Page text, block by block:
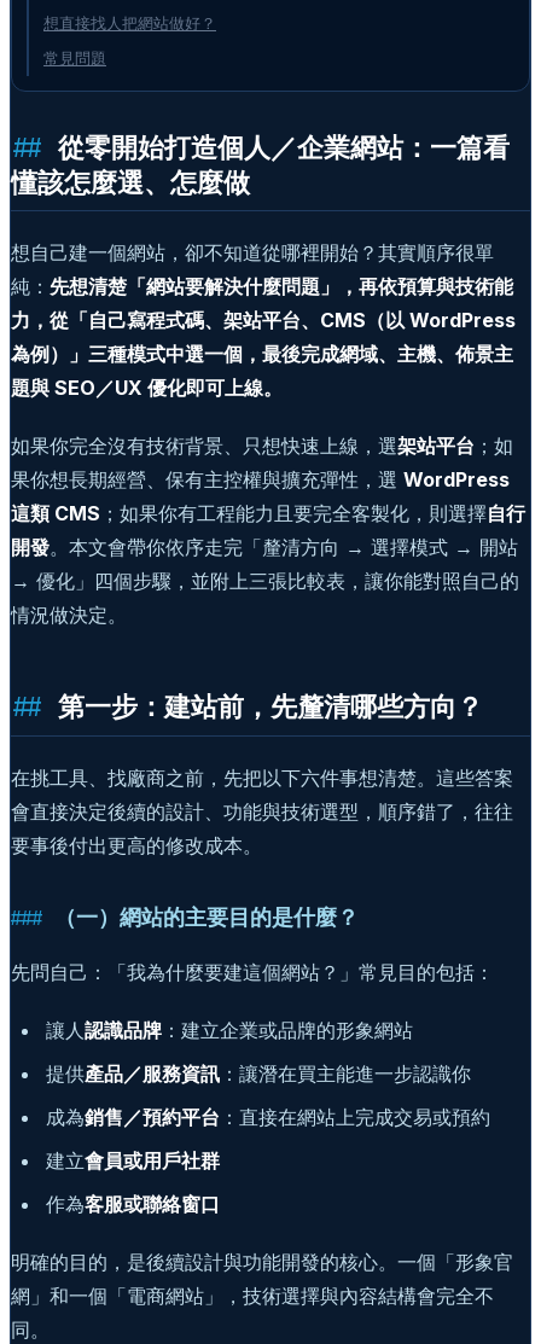
想直接找人把網站做好？
常見問題
從零開始打造個人／企業網站：一篇看
懂該怎麼選、怎麼做
想自己建一個網站，卻不知道從哪裡開始？其實順序很單
純： 先想清楚「網站要解決什麼問題」，再依預算與技術能
力，從「自己寫程式碼、架站平台、CMS（以 WordPress
為例）」三種模式中選一個，最後完成網域、主機、佈景主
題與 SEO／UX 優化即可上線。
如果你完全沒有技術背景、只想快速上線，選架站平台 ；如
果你想長期經營、保有主控權與擴充彈性，選 WordPress
這類 CMS ；如果你有工程能力且要完全客製化，則選擇自行
開發。本文會帶你依序走完「釐清方向 → 選擇模式 → 開站
→ 優化」四個步驟，並附上三張比較表，讓你能對照自己的
情況做決定。
第一步：建站前，先釐清哪些方向？
在挑工具、找廠商之前，先把以下六件事想清楚。這些答案
會直接決定後續的設計、功能與技術選型，順序錯了，往往
要事後付出更高的修改成本。
（一）網站的主要目的是什麼？
先問自己：「我為什麼要建這個網站？」常見目的包括：
讓人 認識品牌：建立企業或品牌的形象網站
提供產品／服務資訊：讓潛在買主能進一步認識你
成為銷售／預約平台 ：直接在網站上完成交易或預約
建立會員或用戶社群
作為客服或聯絡窗口
明確的目的，是後續設計與功能開發的核心。一個「形象官
網」和一個「電商網站」，技術選擇與內容結構會完全不
同。